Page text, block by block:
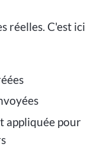
réelles. C'est ici
appliquée pour